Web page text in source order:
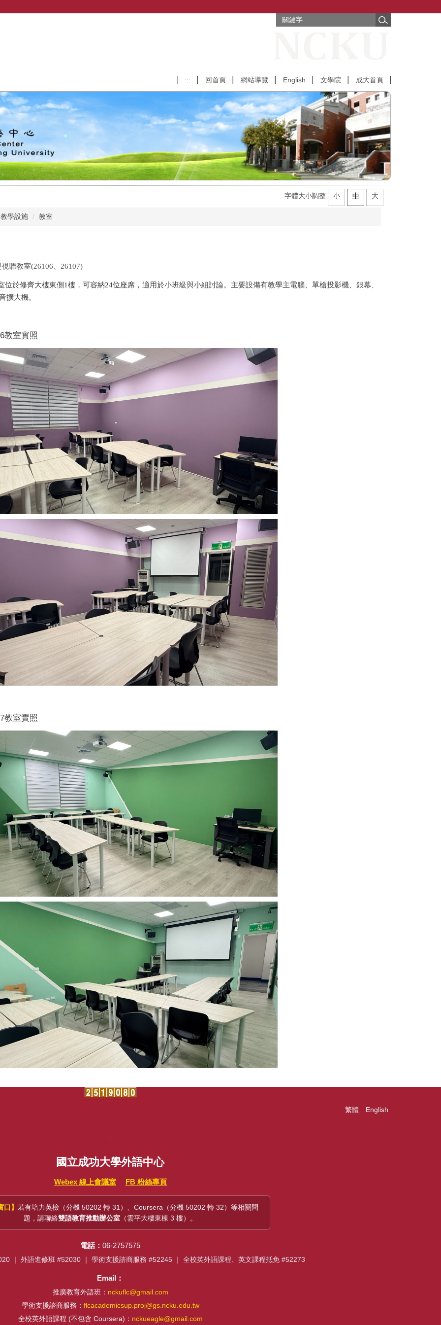
::: 回首頁 網站導覽 English 文學院 成大首頁
教學設施 教室
字體大小調整 小 中 大
視聽教室(26106、26107)
位於修齊大樓東側1樓 ，可容納24位座席 ，適用於小班級與小組討論。主要設備有教學主電腦、單槍投影機、銀幕、
擴大機。
教室實照
教室實照
繁體 English
:::
國立成功大學外語中心
Webex 線上會議室 FB 粉絲專頁
】 若有培力英檢（分機 50202 轉 31）、Coursera（分機 50202 轉 32）等相關問
題，請聯絡雙語教育推動辦公室 （雲平大樓東棟 3 樓）。
電話： 06-2757575
｜ 外語進修班 #52030 ｜ 學術支援諮商服務 #52245 ｜ 全校英外語課程、英文課程抵免 #52273
Email：
推廣教育外語班： nckuflc@gmail.com
學術支援諮商服務： flcacademicsup.proj@gs.ncku.edu.tw
全校英外語課程 (不包含 Coursera)： nckueagle@gmail.com